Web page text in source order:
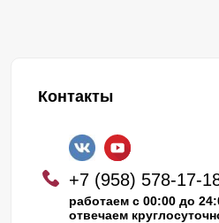
Контакты
+7 (958) 578-17-
работаем с 00:00 до
отвечаем